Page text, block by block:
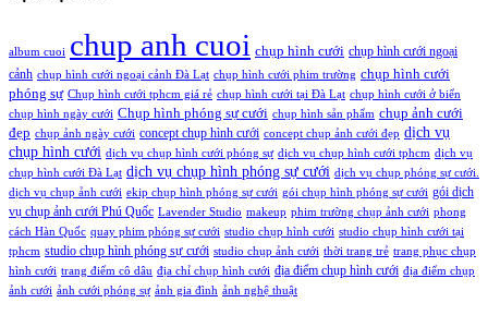
album cuoi chup anh cuoi chụp hình cưới chụp hình cưới ngoại
cảnh chụp hình cưới ngoại cảnh Đà Lạt chụp hình cưới phim trường chụp hình cưới
phóng sự Chụp hình cưới tphcm giá rẻ chụp hình cưới tại Đà Lạt chụp hình cưới ở biển
chụp hình ngày cưới Chụp hình phóng sự cưới chụp hình sản phẩm chụp ảnh cưới
đẹp chụp ảnh ngày cưới concept chụp hình cưới concept chụp ảnh cưới đẹp dịch vụ
chụp hình cưới dịch vụ chụp hình cưới phóng sự dịch vụ chụp hình cưới tphcm dịch vụ
chụp hình cưới Đà Lạt dịch vụ chụp hình phóng sự cưới dịch vụ chụp phóng sự cưới.
dịch vụ chụp ảnh cưới ekip chụp hình phóng sự cưới gói chụp hình phóng sự cưới gói dịch
vụ chụp ảnh cưới Phú Quốc Lavender Studio makeup phim trường chụp ảnh cưới phong
cách Hàn Quốc quay phim phóng sự cưới studio chụp hình cưới studio chụp hình cưới tại
tphcm studio chụp hình phóng sự cưới studio chụp ảnh cưới thời trang trẻ trang phục chụp
hình cưới trang điểm cô dâu địa chỉ chụp hình cưới địa điểm chụp hình cưới địa điểm chụp
ảnh cưới ảnh cưới phóng sự ảnh gia đình ảnh nghệ thuật